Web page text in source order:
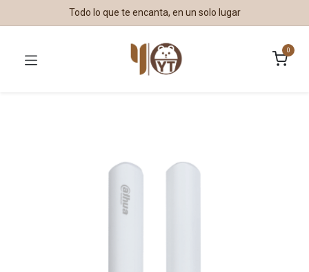
Todo lo que te encanta, en un solo lugar
0